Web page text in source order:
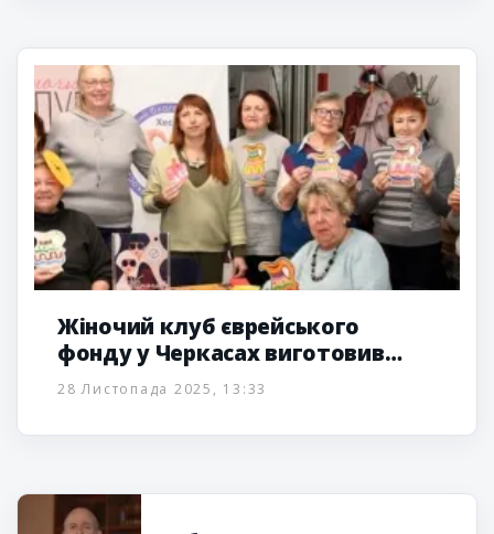
Жіночий клуб єврейського
фонду у Черкасах виготовив
прикраси до святкування Хануки
28 Листопада 2025, 13:33